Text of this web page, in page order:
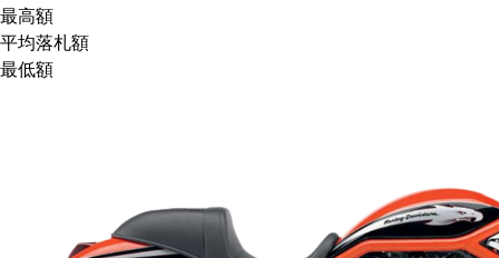
最高額
平均落札額
最低額